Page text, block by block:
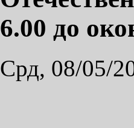
6.00 до
Срд, 08/05/